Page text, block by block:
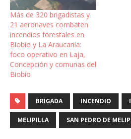
Más de 320 brigadistas y
21 aeronaves combaten
incendios forestales en
Biobío y La Araucanía:
foco operativo en Laja,
Concepción y comunas del
Biobío
BRIGADA INCENDIO
MELIPILLA SAN PEDRO DE